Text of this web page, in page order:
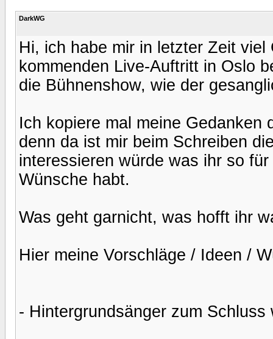
DarkWG
Hi, ich habe mir in letzter Zeit
kommenden Live-Auftritt in Oslo
die Bühnenshow, wie der
Ich kopiere mal meine Gedanken
denn da ist mir beim Schreiben
interessieren würde was ihr so
Wünsche habt.
Was geht garnicht, was hofft ihr
Hier meine Vorschläge / Ideen /
- Hintergrundsänger zum